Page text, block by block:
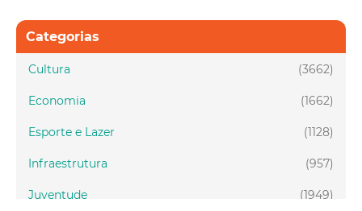
Categorias
(3662)
Cultura
(1662)
Economia
(1128)
Esporte e Lazer
(957)
Infraestrutura
(1949)
Juventude